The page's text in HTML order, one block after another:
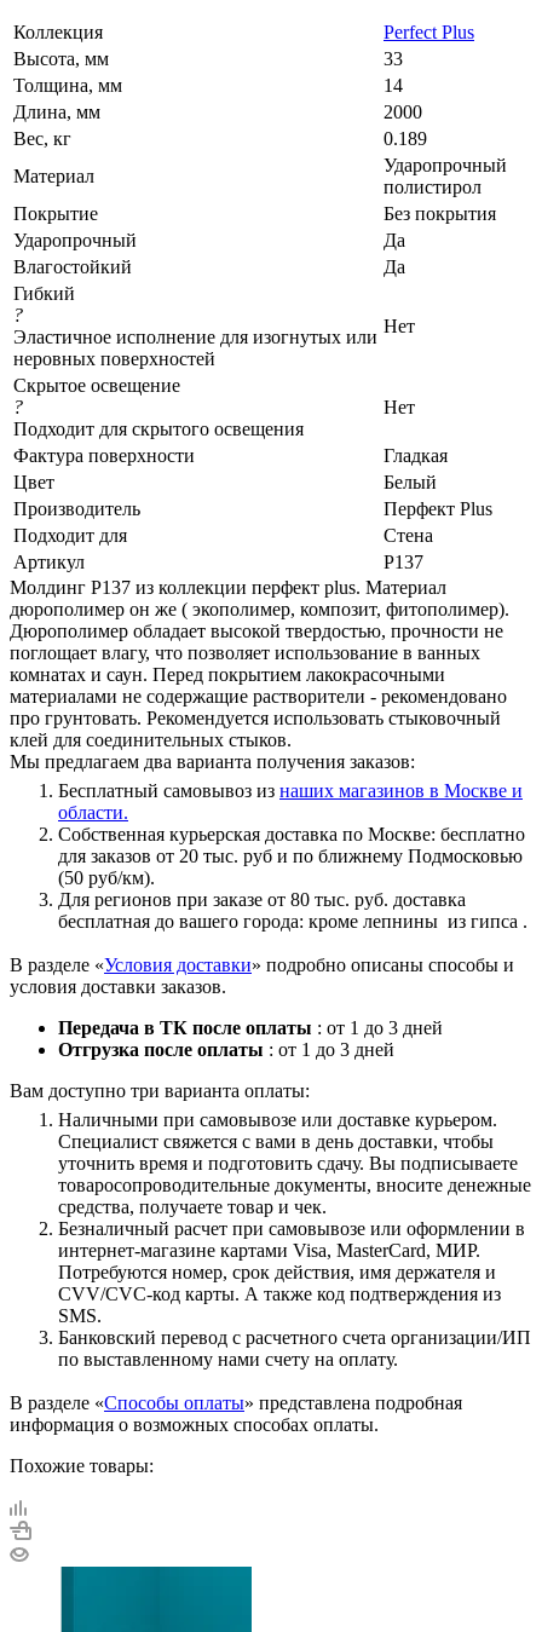
Коллекция
Perfect Plus
Высота, мм
33
Толщина, мм
14
Длина, мм
2000
Вес, кг
0.189
Материал
Ударопрочный
полистирол
Покрытие
Без покрытия
Ударопрочный
Да
Влагостойкий
Да
Гибкий
?
Эластичное исполнение для изогнутых или
неровных поверхностей
Нет
Скрытое освещение
?
Подходит для скрытого освещения
Нет
Фактура поверхности
Гладкая
Цвет
Белый
Производитель
Перфект Plus
Подходит для
Стена
Артикул
Р137
Молдинг Р137 из коллекции перфект plus. Материал
дюрополимер он же ( экополимер, композит, фитополимер).
Дюрополимер обладает высокой твердостью, прочности не
поглощает влагу, что позволяет использование в ванных
комнатах и саун. Перед покрытием лакокрасочными
материалами не содержащие растворители - рекомендовано
про грунтовать. Рекомендуется использовать стыковочный
клей для соединительных стыков.
Мы предлагаем два варианта получения заказов:
Бесплатный самовывоз из наших магазинов в Москве и
области.
Собственная курьерская доставка по Москве: бесплатно
для заказов от 20 тыс. руб и по ближнему Подмосковью
(50 руб/км).
Для регионов при заказе от 80 тыс. руб. доставка
бесплатная до вашего города: кроме лепнины из гипса .
В разделе «Условия доставки» подробно описаны способы и
условия доставки заказов.
Передача в ТК после оплаты : от 1 до 3 дней
Отгрузка после оплаты : от 1 до 3 дней
Вам доступно три варианта оплаты:
Наличными при самовывозе или доставке курьером.
Специалист свяжется с вами в день доставки, чтобы
уточнить время и подготовить сдачу. Вы подписываете
товаросопроводительные документы, вносите денежные
средства, получаете товар и чек.
Безналичный расчет при самовывозе или оформлении в
интернет-магазине картами Visa, MasterCard, МИР.
Потребуются номер, срок действия, имя держателя и
CVV/CVC-код карты. А также код подтверждения из
SMS.
Банковский перевод с расчетного счета организации/ИП
по выставленному нами счету на оплату.
В разделе «Способы оплаты» представлена подробная
информация о возможных способах оплаты.
Похожие товары: